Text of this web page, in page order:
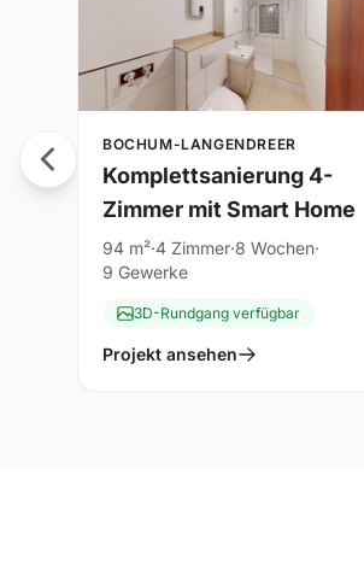
BOCHUM-LANGENDREER
Komplettsanierung 4-
Zimmer mit Smart Home
94 m²·4 Zimmer·8 Wochen·
9 Gewerke
3D-Rundgang verfügbar
Projekt ansehen